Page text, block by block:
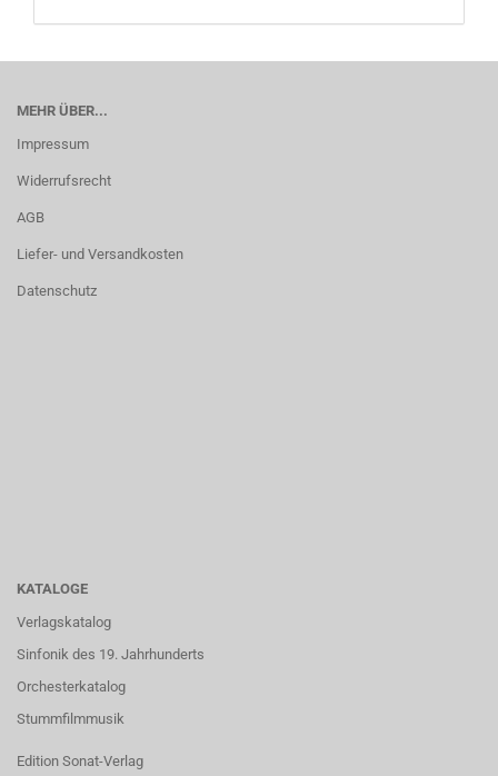
MEHR ÜBER...
Impressum
Widerrufsrecht
AGB
Liefer- und Versandkosten
Datenschutz
KATALOGE
Verlagskatalog
Sinfonik des 19. Jahrhunderts
Orchesterkatalog
Stummfilmmusik
Edition Sonat-Verlag